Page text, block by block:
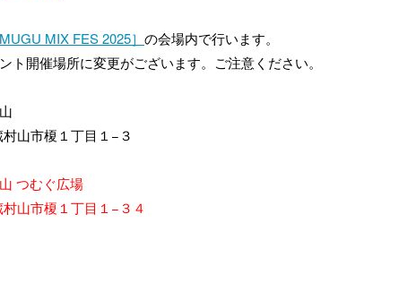
MIX FES 2025］ の会場内で行います。
ト開催場所に変更がございます。ご注意ください。
山市榎１丁目１−３
つむぐ広場
山市榎１丁目１−３４